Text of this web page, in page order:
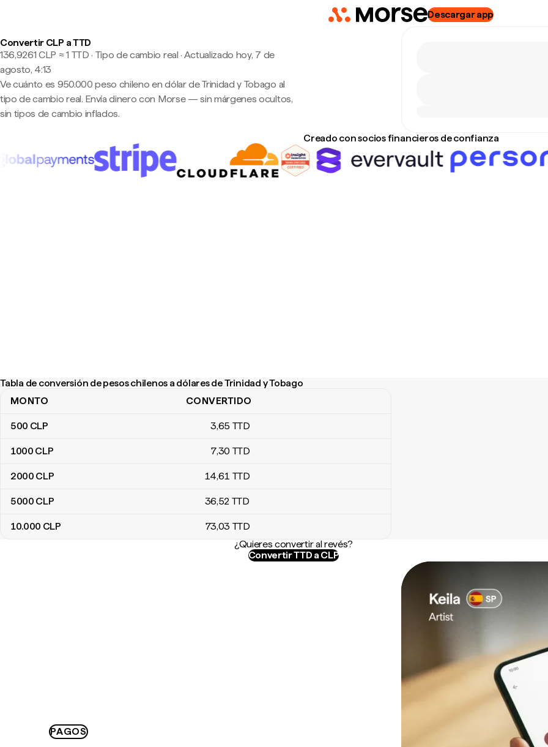
Descargar app
Convertir CLP a TTD
136,9261 CLP ≈ 1 TTD · Tipo de cambio real · Actualizado hoy, 7 de
agosto, 4:13
Ve cuánto es 950.000 peso chileno en dólar de Trinidad y Tobago al
tipo de cambio real. Envía dinero con Morse — sin márgenes ocultos,
sin tipos de cambio inflados.
Creado con socios financieros de confianza
Tabla de conversión de pesos chilenos a dólares de Trinidad y Tobago
Tabla de conversión de pesos chilenos a dólares de Trinidad y Tobago
MONTO CONVERTIDO
500 CLP 3,65 TTD
1000 CLP 7,30 TTD
2000 CLP 14,61 TTD
5000 CLP 36,52 TTD
10.000 CLP 73,03 TTD
¿Quieres convertir al revés?
Convertir TTD a CLP
PAGOS